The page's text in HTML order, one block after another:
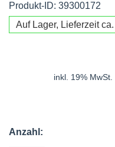
Produkt-ID: 39300172
Auf Lager, Lieferzeit
inkl. 19% MwSt.
Anzahl: